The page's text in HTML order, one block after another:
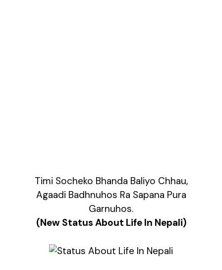
Timi Socheko Bhanda Baliyo Chhau,
Agaadi Badhnuhos Ra Sapana Pura
Garnuhos.
(New Status About Life In Nepali)